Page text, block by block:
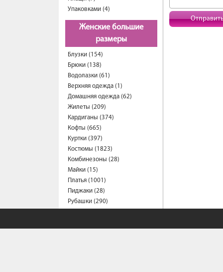
Упаковками (4)
Женские большие
размеры
Блузки (154)
Брюки (138)
Водолазки (61)
Верхняя одежда (1)
Домашняя одежда (62)
Жилеты (209)
Кардиганы (374)
Кофты (665)
Куртки (397)
Костюмы (1823)
Комбинезоны (28)
Майки (15)
Платья (1001)
Пиджаки (28)
Рубашки (290)